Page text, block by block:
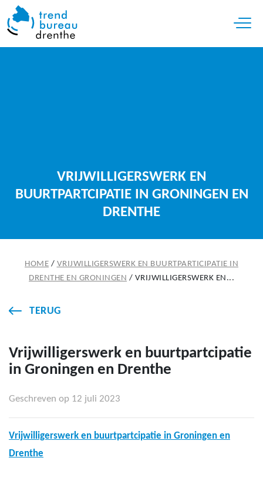
VRIJWILLIGERSWERK EN
BUURTPARTCIPATIE IN GRONINGEN EN
DRENTHE
HOME / VRIJWILLIGERSWERK EN BUURTPARTICIPATIE IN
DRENTHE EN GRONINGEN / VRIJWILLIGERSWERK EN...
TERUG
Vrijwilligerswerk en buurtpartcipatie
in Groningen en Drenthe
Geschreven op 12 juli 2023
Vrijwilligerswerk en buurtpartcipatie in Groningen en
Drenthe